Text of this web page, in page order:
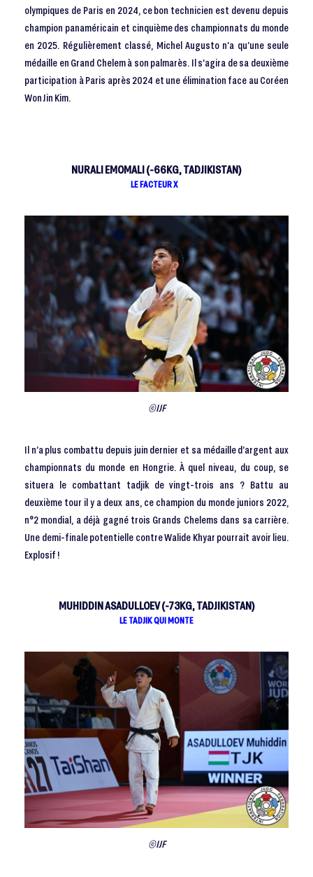
olympiques de Paris en 2024, ce bon technicien est devenu depuis
champion panaméricain et cinquième des championnats du monde
en 2025. Régulièrement classé, Michel Augusto n’a qu’une seule
médaille en Grand Chelem à son palmarès. Il s’agira de sa deuxième
participation à Paris après 2024 et une élimination face au Coréen
Won Jin Kim.
NURALI EMOMALI (-66KG, TADJIKISTAN)
LE FACTEUR X
©IJF
Il n’a plus combattu depuis juin dernier et sa médaille d’argent aux
championnats du monde en Hongrie. À quel niveau, du coup, se
situera le combattant tadjik de vingt-trois ans ? Battu au
deuxième tour il y a deux ans, ce champion du monde juniors 2022,
n°2 mondial, a déjà gagné trois Grands Chelems dans sa carrière.
Une demi-finale potentielle contre Walide Khyar pourrait avoir lieu.
Explosif !
MUHIDDIN ASADULLOEV (-73KG, TADJIKISTAN)
LE TADJIK QUI MONTE
©IJF